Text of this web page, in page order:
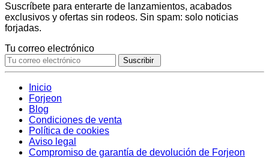
Suscríbete para enterarte de lanzamientos, acabados
exclusivos y ofertas sin rodeos. Sin spam: solo noticias
forjadas.
Tu correo electrónico
Suscribir
Inicio
Forjeon
Blog
Condiciones de venta
Política de cookies
Aviso legal
Compromiso de garantía de devolución de Forjeon